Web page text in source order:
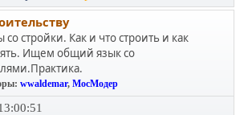
со стройки. Как и что строить и как
Ищем общий язык со
wwaldemar, МосМодер